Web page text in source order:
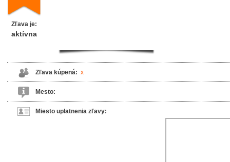
Zľava je:
aktívna
Zľava kúpená: x
Mesto:
Miesto uplatnenia zľavy: